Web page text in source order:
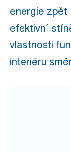
energie zpět
efektivní
vlastnosti
interiéru